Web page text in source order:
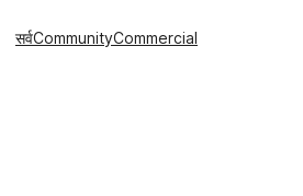
सर्वCommunityCommercial